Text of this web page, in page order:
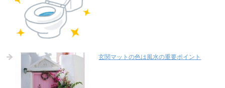
玄関マットの色は風水の重要ポイント